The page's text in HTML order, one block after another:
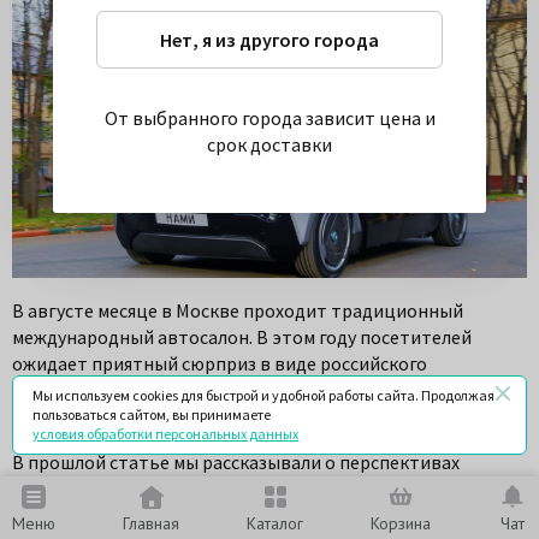
Меню Главная Каталог Корзина Чат
В августе месяце в Москве проходит традиционный
международный автосалон. В этом году посетителей
ожидает приятный сюрприз в виде российского
беспилотного автомобиля «Шатл», который представлен
государственным научным центром НАМИ.
В прошлой статье мы рассказывали о перспективах
автомобилей в ближайшем будущем. Многие зарубежные
компании активно реализуют идеологию экологически
Нет, я из другого города
От выбранного города зависит цена и
срок доставки
Мы используем cookies для быстрой и удобной работы сайта. Продолжая
пользоваться сайтом, вы принимаете
условия обработки персональных данных